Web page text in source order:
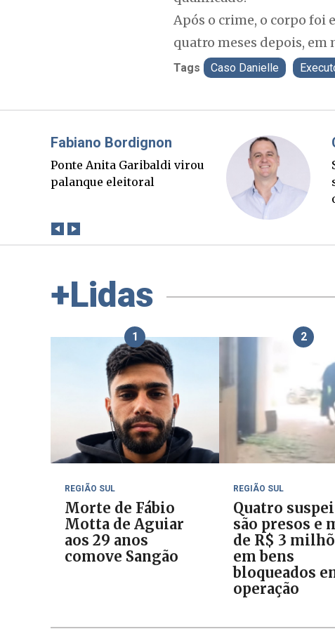
Após o crime, o corpo foi
quatro meses depois, em
Tags Caso Danielle
Misael Elias
O Boato corre mais rápido
que a verdade. Mas quem
+Lidas
1
REGIÃO SUL
Morte de Fábio
Motta de Aguiar
aos 29 anos
comove Sangão
2
REGIÃO SUL
Quatro
são presos e
de R$ 3
em bens
bloqueados
operação